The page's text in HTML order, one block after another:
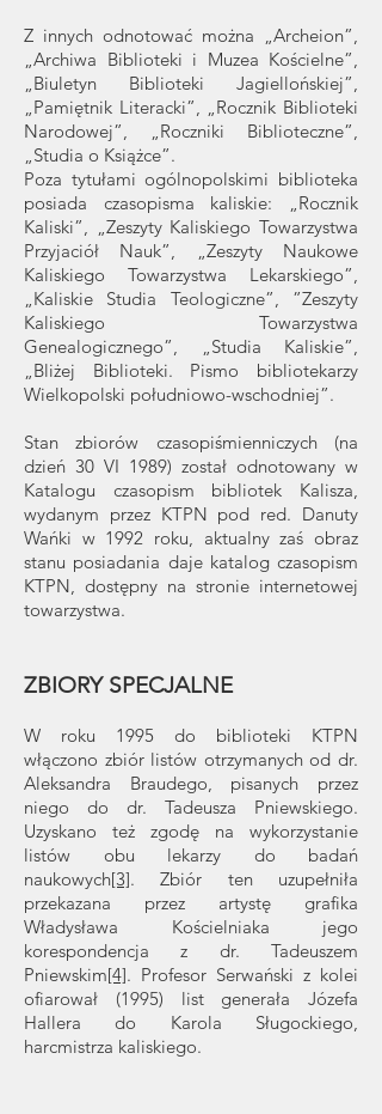
Z innych odnotować można „Archeion”,
„Archiwa Biblioteki i Muzea Kościelne”,
„Biuletyn Biblioteki Jagiellońskiej”,
„Pamiętnik Literacki”, „Rocznik Biblioteki
Narodowej”, „Roczniki Biblioteczne”,
„Studia o Książce”.
Poza tytułami ogólnopolskimi biblioteka
posiada czasopisma kaliskie: „Rocznik
Kaliski”, „Zeszyty Kaliskiego Towarzystwa
Przyjaciół Nauk”, „Zeszyty Naukowe
Kaliskiego Towarzystwa Lekarskiego”,
„Kaliskie Studia Teologiczne”, ”Zeszyty
Kaliskiego Towarzystwa
Genealogicznego”, „Studia Kaliskie”,
„Bliżej Biblioteki. Pismo bibliotekarzy
Wielkopolski południowo-wschodniej”.
Stan zbiorów czasopiśmienniczych (na
dzień 30 VI 1989) został odnotowany w
Katalogu czasopism bibliotek Kalisza,
wydanym przez KTPN pod red. Danuty
Wańki w 1992 roku, aktualny zaś obraz
stanu posiadania daje katalog czasopism
KTPN, dostępny na stronie internetowej
towarzystwa.
ZBIORY SPECJALNE
W roku 1995 do biblioteki KTPN
włączono zbiór listów otrzymanych od dr.
Aleksandra Braudego, pisanych przez
niego do dr. Tadeusza Pniewskiego.
Uzyskano też zgodę na wykorzystanie
listów obu lekarzy do badań
naukowych[3]. Zbiór ten uzupełniła
przekazana przez artystę grafika
Władysława Kościelniaka jego
korespondencja z dr. Tadeuszem
Pniewskim[4]. Profesor Serwański z kolei
ofiarował (1995) list generała Józefa
Hallera do Karola Sługockiego,
harcmistrza kaliskiego.